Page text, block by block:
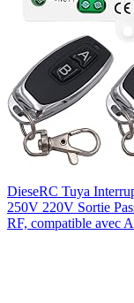
DieseRC Tuya
250V 220V Sortie
RF, compatible avec